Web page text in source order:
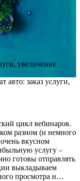
увеличение
авто: заказ услуги,
цикл вебинаров.
разном (и немного
вкусном
услугу –
готовы отправлять
выкладываем
просмотра и…